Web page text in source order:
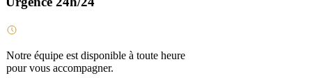
Notre équipe est disponible à toute heure
pour vous accompagner.